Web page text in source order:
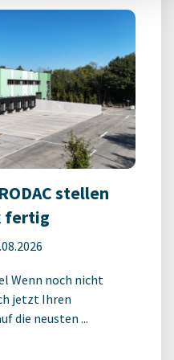
stellen
fertig
Wenn noch nicht
jetzt Ihren
die neusten ...